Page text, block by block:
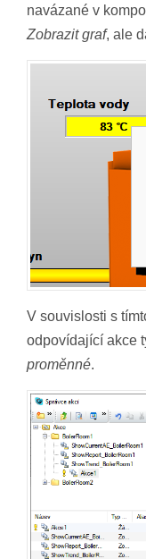
navázané v
Zobrazit graf, ale
V souvislosti s
odpovídající akce
proměnné.